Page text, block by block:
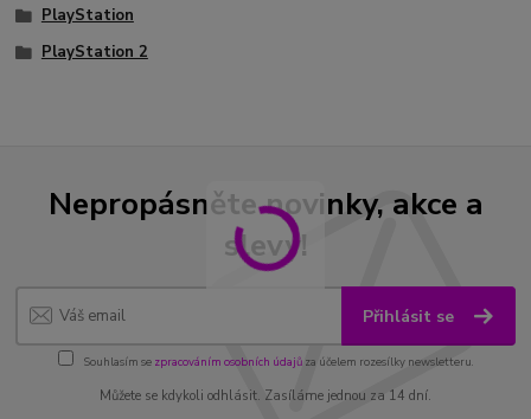
PlayStation
PlayStation 2
Nepropásněte novinky, akce a
slevy!
Přihlásit se
Souhlasím se zpracováním osobních údajůza účelem rozesílky newsletteru.
Můžete se kdykoli odhlásit. Zasíláme jednou za 14 dní.